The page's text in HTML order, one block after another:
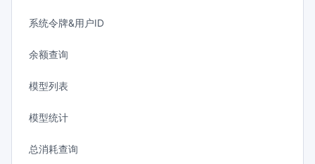
系统令牌&用户ID
余额查询
模型列表
模型统计
总消耗查询